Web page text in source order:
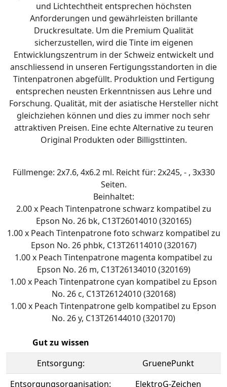
und Lichtechtheit entsprechen höchsten
Anforderungen und gewährleisten brillante
Druckresultate. Um die Premium Qualität
sicherzustellen, wird die Tinte im eigenen
Entwicklungszentrum in der Schweiz entwickelt und
anschliessend in unseren Fertigungsstandorten in die
Tintenpatronen abgefüllt. Produktion und Fertigung
entsprechen neusten Erkenntnissen aus Lehre und
Forschung. Qualität, mit der asiatische Hersteller nicht
gleichziehen können und dies zu immer noch sehr
attraktiven Preisen. Eine echte Alternative zu teuren
Original Produkten oder Billigsttinten.
Füllmenge: 2x7.6, 4x6.2 ml. Reicht für: 2x245, - , 3x330
Seiten.
Beinhaltet:
2.00 x Peach Tintenpatrone schwarz kompatibel zu
Epson No. 26 bk, C13T26014010 (320165)
1.00 x Peach Tintenpatrone foto schwarz kompatibel zu
Epson No. 26 phbk, C13T26114010 (320167)
1.00 x Peach Tintenpatrone magenta kompatibel zu
Epson No. 26 m, C13T26134010 (320169)
1.00 x Peach Tintenpatrone cyan kompatibel zu Epson
No. 26 c, C13T26124010 (320168)
1.00 x Peach Tintenpatrone gelb kompatibel zu Epson
No. 26 y, C13T26144010 (320170)
Gut zu wissen
Entsorgung:
GruenePunkt
Entsorgungsorganisation:
ElektroG-Zeichen